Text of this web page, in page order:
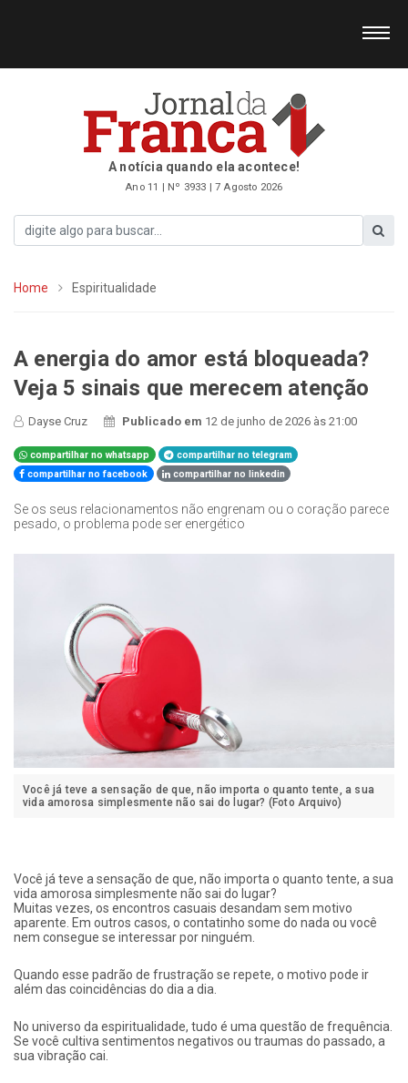
A notícia quando ela acontece!
Ano 11 | Nº 3933 | 7 Agosto 2026
Home Espiritualidade
A energia do amor está bloqueada?
Veja 5 sinais que merecem atenção
Dayse Cruz Publicado em 12 de junho de 2026 às 21:00
compartilhar no whatsapp
compartilhar no telegram
compartilhar no facebook
compartilhar no linkedin
Se os seus relacionamentos não engrenam ou o coração parece
pesado, o problema pode ser energético
Você já teve a sensação de que, não importa o quanto tente, a sua
vida amorosa simplesmente não sai do lugar? (Foto Arquivo)
Você já teve a sensação de que, não importa o quanto tente, a sua
vida amorosa simplesmente não sai do lugar?
Muitas vezes, os encontros casuais desandam sem motivo
aparente. Em outros casos, o contatinho some do nada ou você
nem consegue se interessar por ninguém.
Quando esse padrão de frustração se repete, o motivo pode ir
além das coincidências do dia a dia.
No universo da espiritualidade, tudo é uma questão de frequência.
Se você cultiva sentimentos negativos ou traumas do passado, a
sua vibração cai.